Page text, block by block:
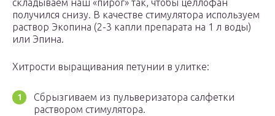
складываем наш «пирог» так, чтобы целлофан
получился снизу. В качестве стимулятора используем
раствор Экопина (2-3 капли препарата на 1 л воды)
или Эпина.
Хитрости выращивания петунии в улитке:
Сбрызгиваем из пульверизатора салфетки
раствором стимулятора.